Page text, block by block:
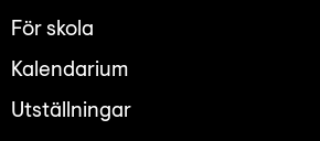
För skola
Kalendarium
Utställningar